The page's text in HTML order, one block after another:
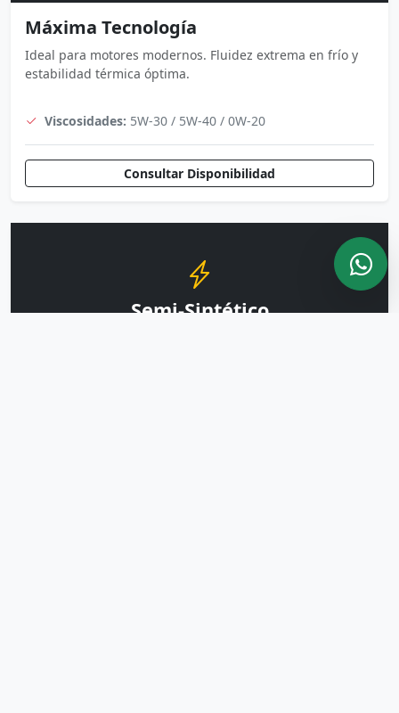
Máxima Tecnología
Ideal para motores modernos. Fluidez extrema en frío y
estabilidad térmica óptima.
Viscosidades: 5W-30 / 5W-40 / 0W-20
Consultar Disponibilidad
Semi-Sintético